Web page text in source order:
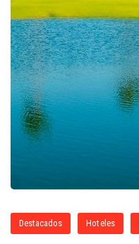
Destacados Hoteles